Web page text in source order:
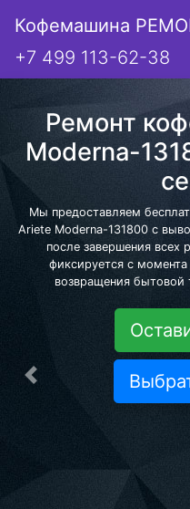
Кофемашина
+7 499 113-62-38
Ремонт
Moderna-
Мы предоставляем
Ariete Moderna-131800 с
после завершения всех
фиксируется с
возвращения бытовой
Предыдущая